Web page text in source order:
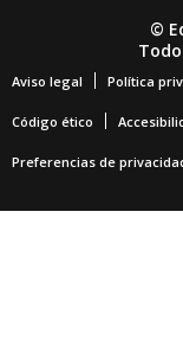
©
Aviso legal Política
Código ético
Preferencias de